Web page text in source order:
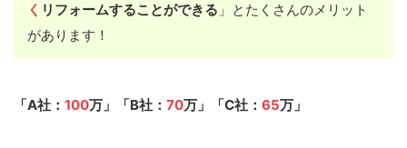
く リフォームすることができる 」とたくさんのメリット
があります！
「A社： 100万」「B社： 70万」「C社： 65万」